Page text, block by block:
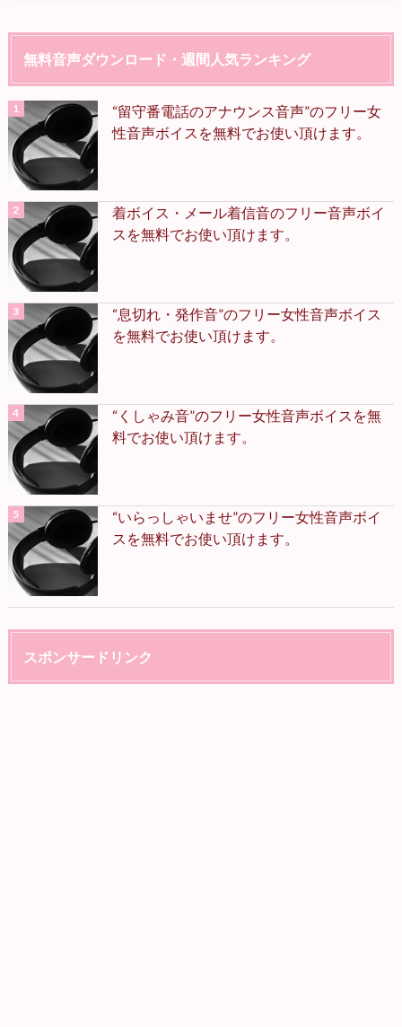
無料音声ダウンロード・週間人気ランキング
“留守番電話のアナウンス音声”のフリー女
性音声ボイスを無料でお使い頂けます。
着ボイス・メール着信音のフリー音声ボイ
スを無料でお使い頂けます。
“息切れ・発作音”のフリー女性音声ボイス
を無料でお使い頂けます。
“くしゃみ音”のフリー女性音声ボイスを無
料でお使い頂けます。
“いらっしゃいませ”のフリー女性音声ボイ
スを無料でお使い頂けます。
スポンサードリンク